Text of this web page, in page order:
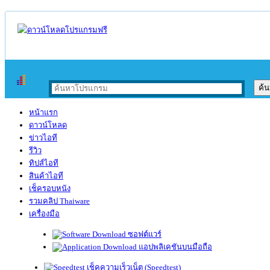
หน้าแรก
ดาวน์โหลด
ข่าวไอที
รีวิว
ทิปส์ไอที
สินค้าไอที
เช็ครอบหนัง
รวมคลิป Thaiware
เครื่องมือ
ซอฟต์แวร์
แอปพลิเคชันบนมือถือ
เช็คความเร็วเน็ต (Speedtest)